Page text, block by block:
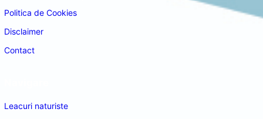
Politica de Cookies
Disclaimer
Contact
Leacuri naturiste